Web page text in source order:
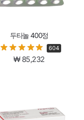
두타놀 400정
604
₩85,232